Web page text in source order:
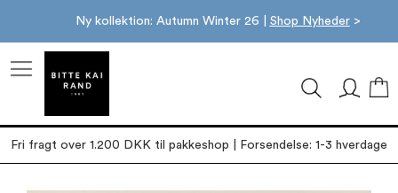
Ny kollektion: Autumn Winter 26 | Shop Nyheder>
Fri fragt over 1.200 DKK til pakkeshop | Forsendelse: 1-3 hverdage